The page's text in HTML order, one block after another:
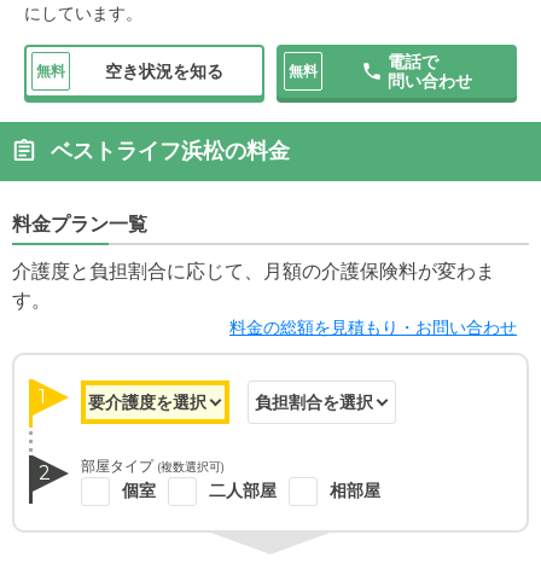
にしています。
無料 空き状況を知る 無料
電話で
問い合わせ
ベストライフ浜松の料金
料金プラン一覧
介護度と負担割合に応じて、月額の介護保険料が変わま
す。
料金の総額を見積もり・お問い合わせ
1
2 部屋タイプ (複数選択可)
個室 二人部屋 相部屋